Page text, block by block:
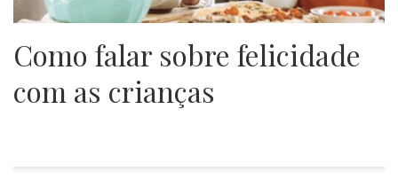
Como falar sobre felicidade
com as crianças